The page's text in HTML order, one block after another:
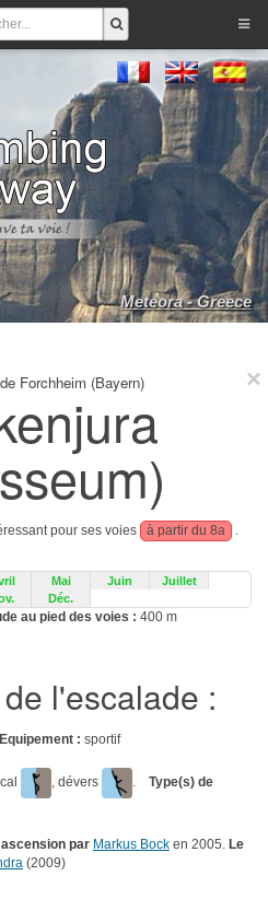
Meteora - Greece
Forchheim (Bayern)
pour ses voies à partir du 8a
.
Mai Juin
Juillet
Déc.
au pied des voies : 400 m
l'escalade :
Equipement : sportif
, dévers . Type(s) de
par Markus Bock en 2005. Le
(2009)